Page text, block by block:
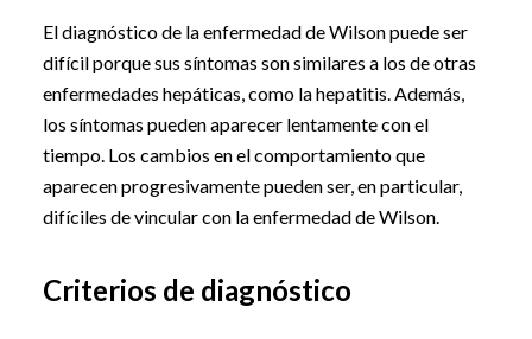
El diagnóstico de la enfermedad de Wilson puede ser
difícil porque sus síntomas son similares a los de otras
enfermedades hepáticas, como la hepatitis. Además,
los síntomas pueden aparecer lentamente con el
tiempo. Los cambios en el comportamiento que
aparecen progresivamente pueden ser, en particular,
difíciles de vincular con la enfermedad de Wilson.
Criterios de diagnóstico